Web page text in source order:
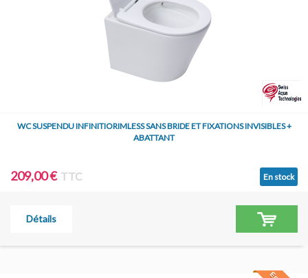
WC SUSPENDU INFINITIORIMLESS SANS BRIDE ET FIXATIONS INVISIBLES +
ABATTANT
209,00 € TTC En stock
Détails